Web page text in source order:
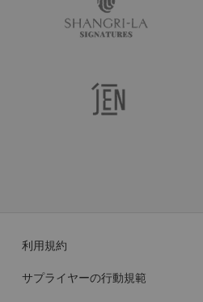
利用規約
サプライヤーの行動規範